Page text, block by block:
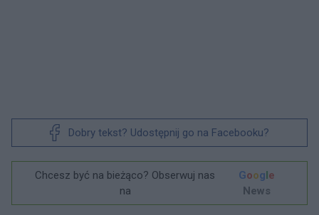
Dobry tekst? Udostępnij go na Facebooku?
Chcesz być na bieżąco? Obserwuj nas
na
Google
News